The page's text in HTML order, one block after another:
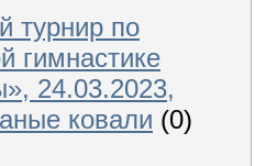
турнир по
гимнастике
24.03.2023,
ковали (0)